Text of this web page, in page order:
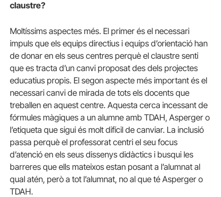
claustre?
Moltíssims aspectes més. El primer és el necessari
impuls que els equips directius i equips d’orientació han
de donar en els seus centres perquè el claustre senti
que es tracta d’un canvi proposat des dels projectes
educatius propis. El segon aspecte més important és el
necessari canvi de mirada de tots els docents que
treballen en aquest centre. Aquesta cerca incessant de
fórmules màgiques a un alumne amb TDAH, Asperger o
l’etiqueta que sigui és molt difícil de canviar. La inclusió
passa perquè el professorat centri el seu focus
d’atenció en els seus dissenys didàctics i busqui les
barreres que ells mateixos estan posant a l’alumnat al
qual atén, però a tot l’alumnat, no al que té Asperger o
TDAH.